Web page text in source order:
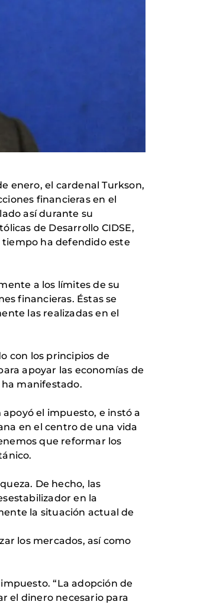
enero, el cardenal Turkson,
financieras en el
así durante su
de Desarrollo CIDSE,
ha defendido este
a los límites de su
financieras. Éstas se
las realizadas en el
con los principios de
apoyar las economías de
ha manifestado.
el impuesto, e instó a
en el centro de una vida
que reformar los
De hecho, las
en la
la situación actual de
los mercados, así como
“La adopción de
el dinero necesario para